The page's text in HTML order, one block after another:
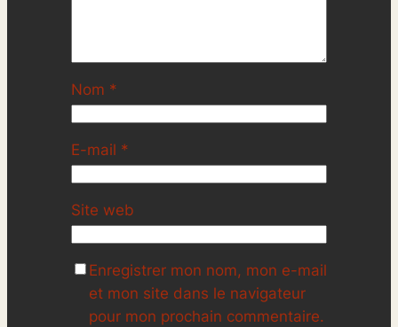
Nom *
E-mail *
Site web
Enregistrer mon nom, mon e-mail
et mon site dans le navigateur
pour mon prochain commentaire.